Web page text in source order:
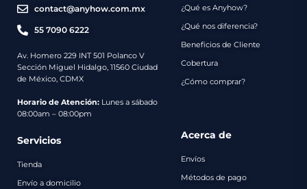
contact@anyhow.com.mx
55 7090 6222
Av. Homero 229 INT 501 Polanco V
Sección Miguel Hidalgo, 11560 Ciudad
de México, CDMX
Horario de Atención: Lunes a sábado
08:00am – 08:00pm
¿Qué es Anyhow?
¿Qué nos diferencia?
Beneficios de Cliente
Cobertura
¿Cómo comprar?
Servicios
Tienda
Envío a domicilio
Acerca de
Envíos
Métodos de pago
Envíos
Métodos
de
Contacto